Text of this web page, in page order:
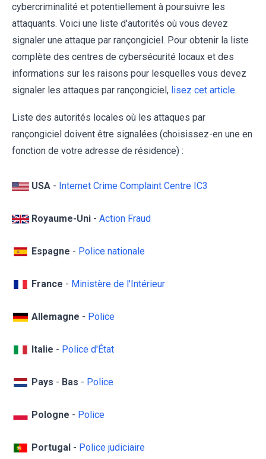
cybercriminalité et potentiellement à poursuivre les
attaquants. Voici une liste d'autorités où vous devez
signaler une attaque par rançongiciel. Pour obtenir la liste
complète des centres de cybersécurité locaux et des
informations sur les raisons pour lesquelles vous devez
signaler les attaques par rançongiciel, lisez cet article.
Liste des autorités locales où les attaques par
rançongiciel doivent être signalées (choisissez-en une en
fonction de votre adresse de résidence) :
USA - Internet Crime Complaint Centre IC3
Royaume-Uni - Action Fraud
Espagne - Police nationale
France - Ministère de l'Intérieur
Allemagne - Police
Italie - Police d'État
Pays - Bas - Police
Pologne - Police
Portugal - Police judiciaire